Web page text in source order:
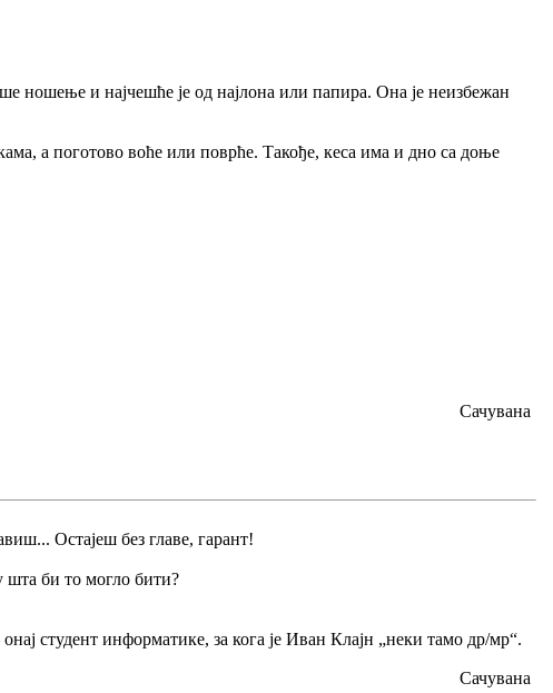
ношење и најчешће је од најлона или папира. Она је неизбежан
а поготово воће или поврће. Такође, кеса има и дно са доње
Сачувана
Остајеш без главе, гарант!
шта би то могло бити?
студент информатике, за кога је Иван Клајн „неки тамо др/мр“.
Сачувана